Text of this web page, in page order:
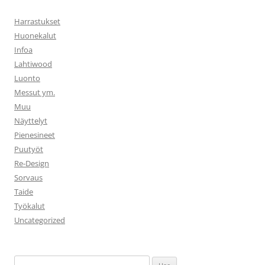
Harrastukset
Huonekalut
Infoa
Lahtiwood
Luonto
Messut ym.
Muu
Näyttelyt
Pienesineet
Puutyöt
Re-Design
Sorvaus
Taide
Työkalut
Uncategorized